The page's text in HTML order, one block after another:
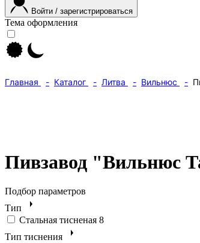
Войти / зарегистрироваться
Тема оформления
Главная Каталог Литва Вильнюс
Пивзавод "Вильнюс
Подбор параметров
Тип
Стальная тисненая 8
Тип тиснения